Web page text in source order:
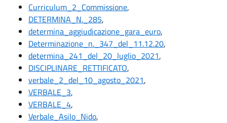
Curriculum_2_Commissione,
DETERMINA_N._285,
determina_aggiudicazione_gara_euro,
Determinazione_n._347_del_11.12.20,
determina_241_del_20_luglio_2021,
DISCIPLINARE_RETTIFICATO,
verbale_2_del_10_agosto_2021,
VERBALE_3,
VERBALE_4,
Verbale_Asilo_Nido,